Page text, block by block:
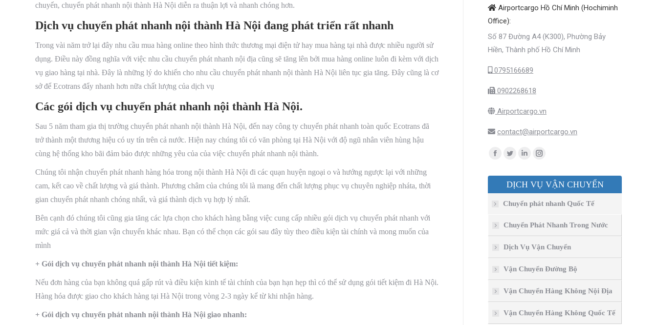
chuyển, chuyển phát nhanh nội thành Hà Nội diễn ra thuận lợi và nhanh chóng hơn.
Dịch vụ chuyển phát nhanh nội thành Hà Nội đang phát triển rất nhanh
Trong vài năm trở lại đây nhu cầu mua hàng online theo hình thức thương mại điện tử hay mua hàng tại nhà được nhiều người sử
dụng. Điều này đồng nghĩa với việc nhu cầu chuyển phát nhanh nội địa cũng sẽ tăng lên bởi mua hàng online luôn đi kèm với dịch
vụ giao hàng tại nhà. Đây là những lý do khiến cho nhu cầu chuyển phát nhanh nội thành Hà Nội liên tục gia tăng. Đây cũng là cơ
sở để Ecotrans đẩy nhanh hơn nữa chất lượng của dịch vụ
Các gói dịch vụ chuyển phát nhanh nội thành Hà Nội.
Sau 5 năm tham gia thị trường chuyển phát nhanh nội thành Hà Nội, đến nay công ty chuyển phát nhanh toàn quốc Ecotrans đã
trở thành một thương hiệu có uy tín trên cả nước. Hiện nay chúng tôi có văn phòng tại Hà Nội với độ ngũ nhân viên hùng hậu
cùng hệ thống kho bãi đảm bảo được những yêu của của việc chuyển phát nhanh nội thành.
Chúng tôi nhận chuyển phát nhanh hàng hóa trong nội thành Hà Nội đi các quạn huyện ngoại o và hướng ngược lại với những
cam, kết cao về chất lượng và giá thành. Phương châm của chúng tôi là mang đến chất lượng phục vụ chuyên nghiệp nháta, thời
gian chuyển phát nhanh chóng nhất, và giá thành dịch vụ hợp lý nhất.
Bên cạnh đó chúng tôi cũng gia tăng các lựa chọn cho khách hàng bằng việc cung cấp nhiều gói dịch vụ chuyển phát nhanh với
mức giá cả và thời gian vận chuyển khác nhau. Bạn có thể chọn các gói sau đây tùy theo điều kiện tài chính và mong muốn của
mình
+ Gói dịch vụ chuyển phát nhanh nội thành Hà Nội tiết kiệm:
Nếu đơn hàng của bạn không quá gấp rút và điều kiện kinh tế tài chính của bạn hạn hẹp thì có thể sử dụng gói tiết kiệm đi Hà Nội.
Hàng hóa được giao cho khách hàng tại Hà Nội trong vòng 2-3 ngày kể từ khi nhận hàng.
+ Gói dịch vụ chuyển phát nhanh nội thành Hà Nội giao nhanh:
Airportcargo Hồ Chí Minh (Hochiminh
Office):
Số 87 Đường A4 (K300), Phường Bảy
Hiền, Thành phố Hồ Chí Minh
0795166689
0902268618
Airportcargo.vn
contact@airportcargo.vn
Find us on:
Facebook
opens
window
Twitter
opens
new
window
Linkedin
opens
new
window
Instagram
opens
window
DỊCH VỤ VẬN CHUYỂN
Chuyển phát nhanh Quốc Tế
Chuyển Phát Nhanh Trong Nước
Dịch Vụ Vận Chuyển
Vận Chuyển Đường Bộ
Vận Chuyển Hàng Không Nội Địa
Vận Chuyển Hàng Không Quốc Tế